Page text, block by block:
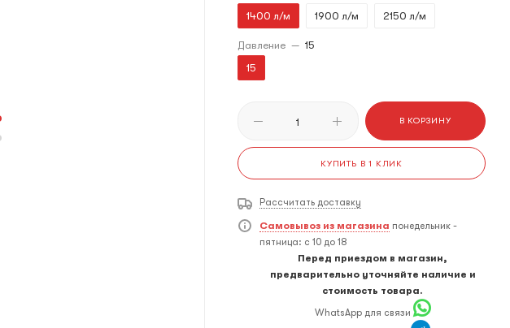
1400 л/м
1900 л/м 2150 л/м
Давление — 15
15
В КОРЗИНУ
КУПИТЬ В 1 КЛИК
Рассчитать доставку
Самовывоз из магазина понедельник -
пятница: с 10 до 18
Перед приездом в магазин,
предварительно уточняйте наличие и
стоимость товара.
WhatsApp для связи